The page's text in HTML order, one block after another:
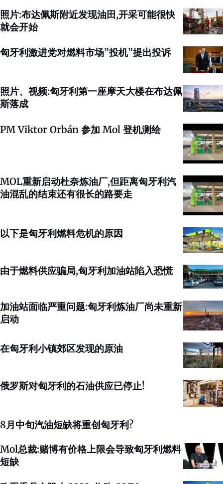
照片:布达佩斯附近发现油田,开采可能很快
就会开始
匈牙利激进党对燃料市场”投机”提出投诉
照片、视频:匈牙利第一座摩天大楼在布达佩
斯落成
PM Viktor Orbán 参加 Mol 登机测绘
MOL重新启动杜奈炼油厂,但距离匈牙利汽
油混乱的结束还有很长的路要走
以下是匈牙利燃料危机的原因
由于燃料供应骗局,匈牙利加油站陷入恐慌
加油站面临严重问题:匈牙利炼油厂尚未重新
启动
在匈牙利小镇郊区发现的原油
俄罗斯对匈牙利的石油供应已停止!
8月中旬汽油短缺将重创匈牙利?
Mol总裁:赌博有价格上限会导致匈牙利燃料
短缺